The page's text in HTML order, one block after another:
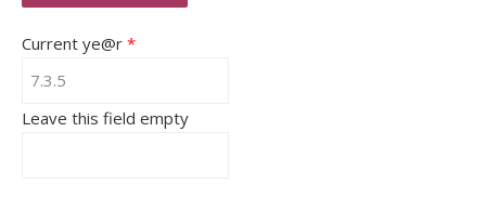
Current ye@r *
Leave this field empty